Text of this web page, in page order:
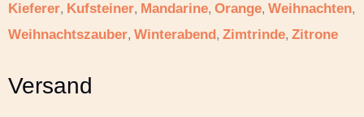
Kieferer, Kufsteiner, Mandarine, Orange, Weihnachten,
Weihnachtszauber, Winterabend , Zimtrinde, Zitrone
Versand